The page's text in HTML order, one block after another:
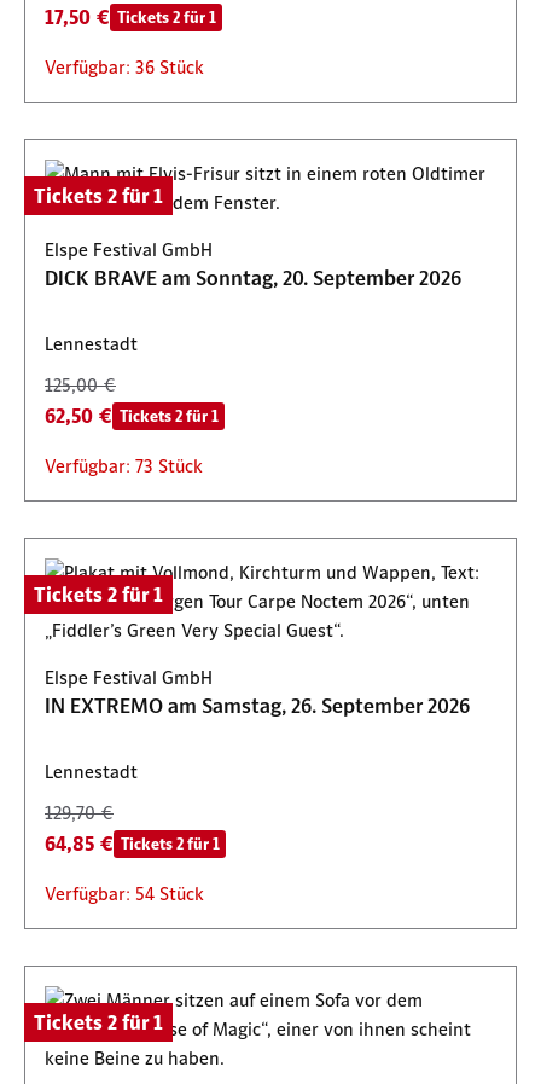
17,50 € Tickets 2 für 1
Verfügbar: 36 Stück
Tickets 2 für 1
Elspe Festival GmbH
DICK BRAVE am Sonntag, 20. September 2026
Lennestadt
125,00 €
62,50 € Tickets 2 für 1
Verfügbar: 73 Stück
Tickets 2 für 1
Elspe Festival GmbH
IN EXTREMO am Samstag, 26. September 2026
Lennestadt
129,70 €
64,85 € Tickets 2 für 1
Verfügbar: 54 Stück
Tickets 2 für 1